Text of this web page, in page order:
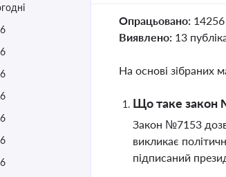
Опрацьовано:
Виявлено: 13
На основі зібраних
Що таке закон
Закон №7153
викликає
підписаний